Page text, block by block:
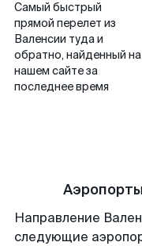
Самый быстрый
прямой перелет из
Валенсии туда и
обратно, найденный на
нашем сайте за
последнее время
Направление
следующие